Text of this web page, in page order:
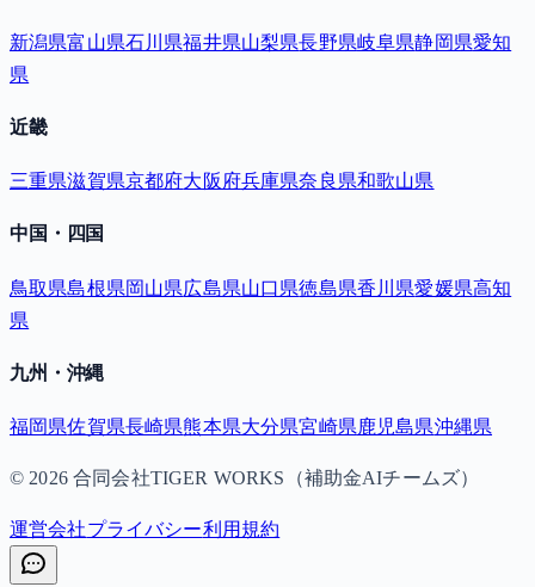
新潟県富山県石川県福井県山梨県長野県岐阜県静岡県愛知
県
近畿
三重県滋賀県京都府大阪府兵庫県奈良県和歌山県
中国・四国
鳥取県島根県岡山県広島県山口県徳島県香川県愛媛県高知
県
九州・沖縄
福岡県佐賀県長崎県熊本県大分県宮崎県鹿児島県沖縄県
© 2026合同会社TIGER WORKS（補助金AIチームズ）
運営会社プライバシー利用規約